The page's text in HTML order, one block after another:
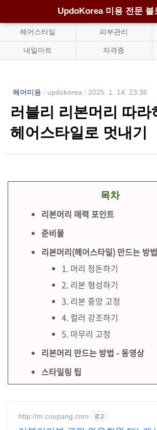
UpdoKorea 미용 전문 블
헤어스타일 피부관리
네일아트 자격증
헤어미용 / updokorea / 2025. 1. 14. 23:36
러블리 리본머리 따라
헤어스타일로 멋내기
목차
리본머리 매력 포인트
준비물
리본머리(헤어스타일) 만드는 방법
1. 머리 정돈하기
2. 리본 형성하기
3. 리본 중앙 고정
4. 컬러 강조하기
5. 마무리 고정
리본머리 만드는 방법 - 동영상
스타일링 팁
http://m.coupang.com 광고